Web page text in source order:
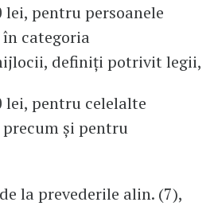
lei, pentru persoanele
categoria
definiți potrivit legii,
lei, pentru celelalte
și pentru
la prevederile alin. (7),